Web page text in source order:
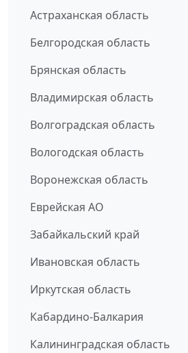
Астраханская область
Белгородская область
Брянская область
Владимирская область
Волгоградская область
Вологодская область
Воронежская область
Еврейская АО
Забайкальский край
Ивановская область
Иркутская область
Кабардино-Балкария
Калининградская область